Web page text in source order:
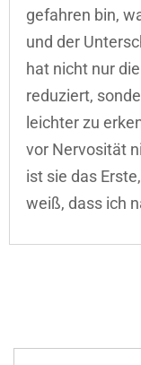
gefahren bin,
und der
hat nicht nur
reduziert,
leichter zu
vor Nervosität
ist sie das
weiß, dass ich